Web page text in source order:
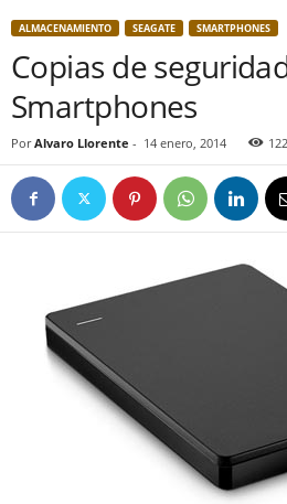
ALMACENAMIENTO SEAGATE SMARTPHONES
Copias de
Smartphones
Por Alvaro Llorente - 14 enero, 2014